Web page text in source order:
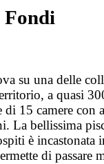
su una delle
a quasi
15 camere con
La bellissima
è incastonata
di passare